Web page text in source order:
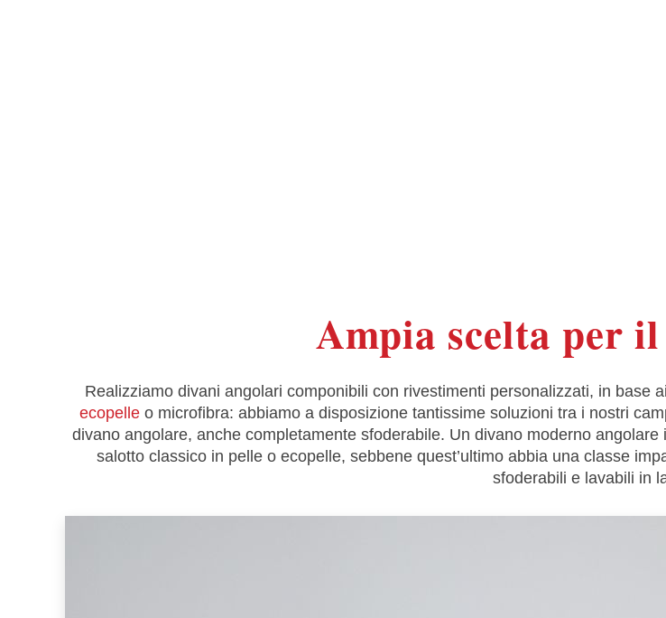
Ampia scelta per
Realizziamo divani angolari componibili con rivestimenti personalizzati, in base
ecopelleo microfibra: abbiamo a disposizione tantissime soluzioni tra i nostri
divano angolare, anche completamente sfoderabile. Un divano moderno
salotto classico in pelle o ecopelle, sebbene quest’ultimo abbia una classe
sfoderabili e lavabili in